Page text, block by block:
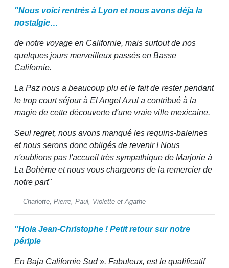
"Nous voici rentrés à Lyon et nous avons déja la
nostalgie…
de notre voyage en Californie, mais surtout de nos
quelques jours merveilleux passés en Basse
Californie.
La Paz nous a beaucoup plu et le fait de rester pendant
le trop court séjour à El Angel Azul a contribué à la
magie de cette découverte d'une vraie ville mexicaine.
Seul regret, nous avons manqué les requins-baleines
et nous serons donc obligés de revenir ! Nous
n'oublions pas l'accueil très sympathique de Marjorie à
La Bohème et nous vous chargeons de la remercier de
notre part"
Charlotte, Pierre, Paul, Violette et Agathe
"Hola Jean-Christophe ! Petit retour sur notre
périple
En Baja Californie Sud ». Fabuleux, est le qualificatif